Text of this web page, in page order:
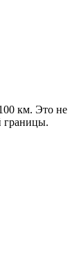
км. Это не
границы.